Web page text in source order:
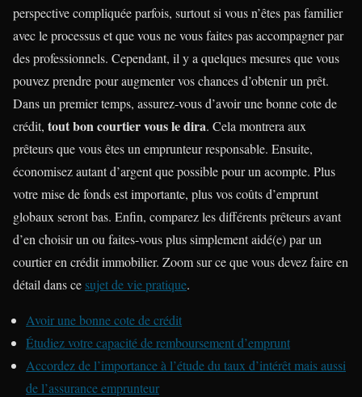
perspective compliquée parfois, surtout si vous n’êtes pas familier
avec le processus et que vous ne vous faites pas accompagner par
des professionnels. Cependant, il y a quelques mesures que vous
pouvez prendre pour augmenter vos chances d’obtenir un prêt.
Dans un premier temps, assurez-vous d’avoir une bonne cote de
crédit, tout bon courtier vous le dira. Cela montrera aux
prêteurs que vous êtes un emprunteur responsable. Ensuite,
économisez autant d’argent que possible pour un acompte. Plus
votre mise de fonds est importante, plus vos coûts d’emprunt
globaux seront bas. Enfin, comparez les différents prêteurs avant
d’en choisir un ou faites-vous plus simplement aidé(e) par un
courtier en crédit immobilier. Zoom sur ce que vous devez faire en
détail dans ce sujet de vie pratique.
Avoir une bonne cote de crédit
Étudiez votre capacité de remboursement d’emprunt
Accordez de l’importance à l’étude du taux d’intérêt mais aussi
de l’assurance emprunteur